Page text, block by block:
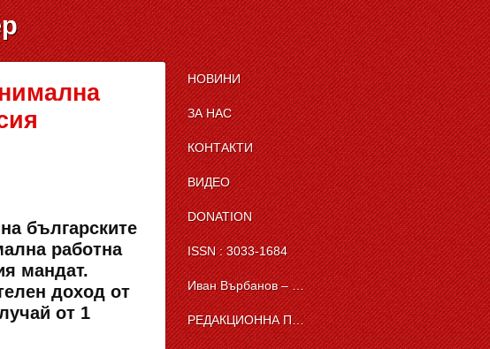
българските
работна
мандат.
доход от
от 1
НОВИНИ
ЗА НАС
КОНТАКТИ
ВИДЕО
DONATION
ISSN : 3033-1684
Иван Върбанов – журналист | The News BG Reporter
РЕДАКЦИОННА ПОЛИТИКА НА THE NEWS BG REPORTER